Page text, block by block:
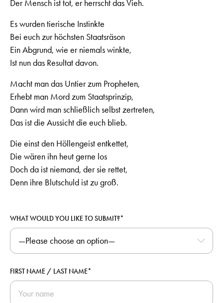
Der Mensch ist tot, er herrscht das Vieh.
Es wurden tierische Instinkte
Bei euch zur höchsten Staatsräson
Ein Abgrund, wie er niemals winkte,
Ist nun das Resultat davon.
Macht man das Untier zum Propheten,
Erhebt man Mord zum Staatsprinzip,
Dann wird man schließlich selbst zertreten,
Das ist die Aussicht die euch blieb.
Die einst den Höllengeist entkettet,
Die wären ihn heut gerne los
Doch da ist niemand, der sie rettet,
Denn ihre Blutschuld ist zu groß.
WHAT WOULD YOU LIKE TO SUBMIT?*
FIRST NAME / LAST NAME*